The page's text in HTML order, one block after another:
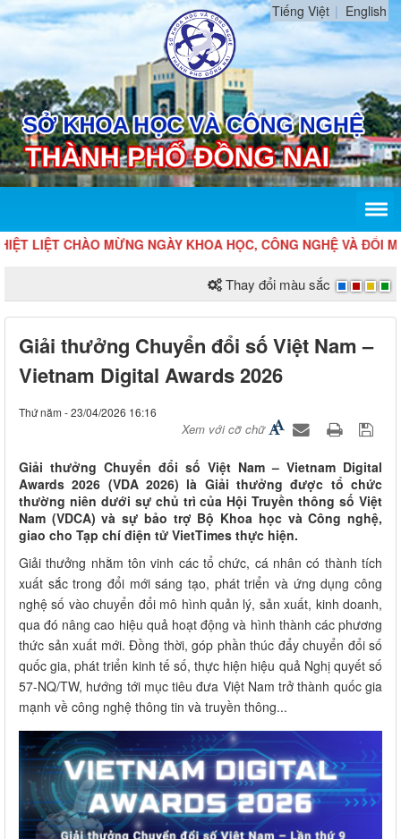
Tiếng Việt English
LIỆT CHÀO MỪNG NGÀY KHOA HỌC, CÔNG NGHỆ VÀ ĐỔI MỚI
Thay đổi màu sắc
Giải thưởng Chuyển đổi số Việt Nam –
Vietnam Digital Awards 2026
Thứ năm - 23/04/2026 16:16
Xem với cỡ chữ
Giải thưởng Chuyển đổi số Việt Nam – Vietnam Digital
Awards 2026 (VDA 2026) là Giải thưởng được tổ chức
thường niên dưới sự chủ trì của Hội Truyền thông số Việt
Nam (VDCA) và sự bảo trợ Bộ Khoa học và Công nghệ,
giao cho Tạp chí điện tử VietTimes thực hiện.
Giải thưởng nhằm tôn vinh các tổ chức, cá nhân có thành tích
xuất sắc trong đổi mới sáng tạo, phát triển và ứng dụng công
nghệ số vào chuyển đổi mô hình quản lý, sản xuất, kinh doanh,
qua đó nâng cao hiệu quả hoạt động và hình thành các phương
thức sản xuất mới. Đồng thời, góp phần thúc đẩy chuyển đổi số
quốc gia, phát triển kinh tế số, thực hiện hiệu quả Nghị quyết số
57-NQ/TW, hướng tới mục tiêu đưa Việt Nam trở thành quốc gia
mạnh về công nghệ thông tin và truyền thông...